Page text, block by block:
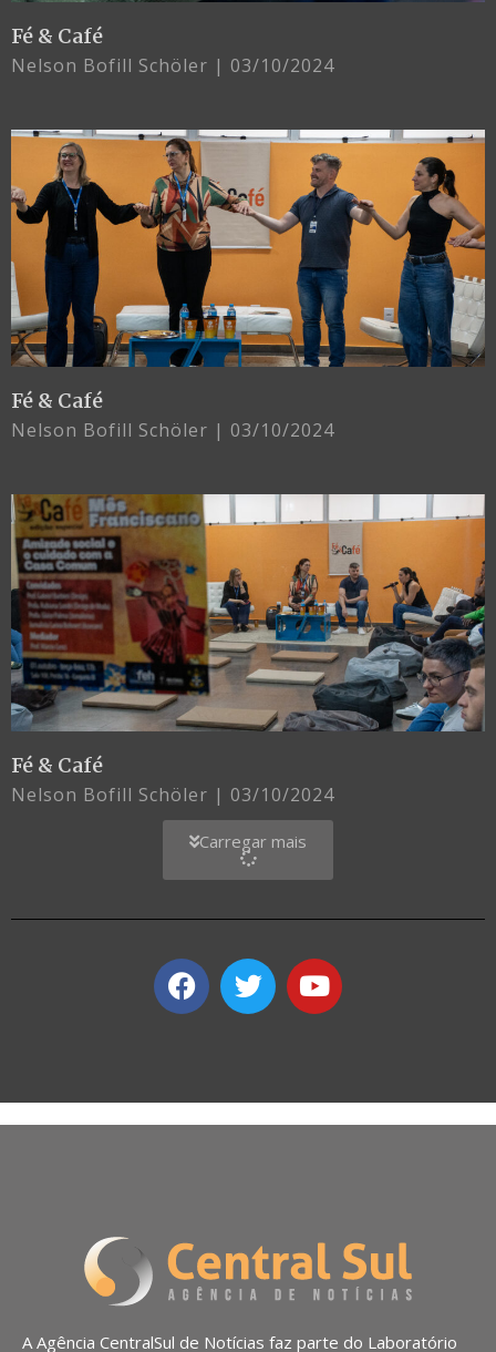
Fé & Café
Nelson Bofill Schöler 03/10/2024
Fé & Café
Nelson Bofill Schöler 03/10/2024
Fé & Café
Nelson Bofill Schöler 03/10/2024
Carregar mais
A Agência CentralSul de Notícias faz parte do Laboratório